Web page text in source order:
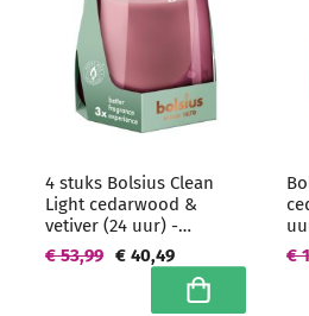
4 stuks Bolsius Clean
Light cedarwood &
vetiver (24 uur) -
grootverpakking
€ 40,49
€ 53,99
In winkelwagen
€